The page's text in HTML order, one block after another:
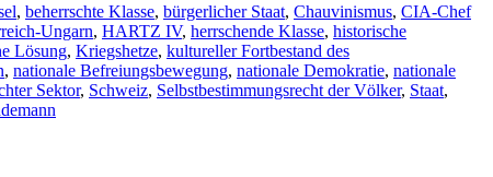
, beherrschte Klasse, bürgerlicher Staat, Chauvinismus, CIA-Chef
Ungarn, HARTZ IV, herrschende Klasse, historische
Lösung, Kriegshetze, kultureller Fortbestand des
, nationale Befreiungsbewegung, nationale Demokratie, nationale
Sektor, Schweiz, Selbstbestimmungsrecht der Völker, Staat,